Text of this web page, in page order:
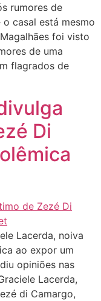
rumores de
casal está mesmo
foi visto
de uma
flagrados de
Di
Lacerda, noiva
ao expor um
opiniões nas
Lacerda,
di Camargo,